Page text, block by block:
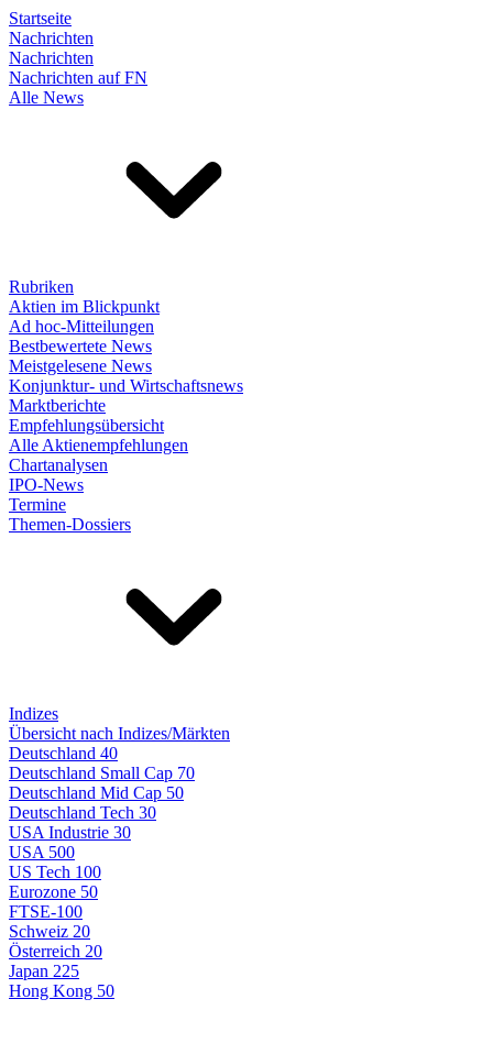
Startseite
Nachrichten
Nachrichten
Nachrichten auf FN
Alle News
Rubriken
Aktien im Blickpunkt
Ad hoc-Mitteilungen
Bestbewertete News
Meistgelesene News
Konjunktur- und Wirtschaftsnews
Marktberichte
Empfehlungsübersicht
Alle Aktienempfehlungen
Chartanalysen
IPO-News
Termine
Themen-Dossiers
Indizes
Übersicht nach Indizes/Märkten
Deutschland 40
Deutschland Small Cap 70
Deutschland Mid Cap 50
Deutschland Tech 30
USA Industrie 30
USA 500
US Tech 100
Eurozone 50
FTSE-100
Schweiz 20
Österreich 20
Japan 225
Hong Kong 50